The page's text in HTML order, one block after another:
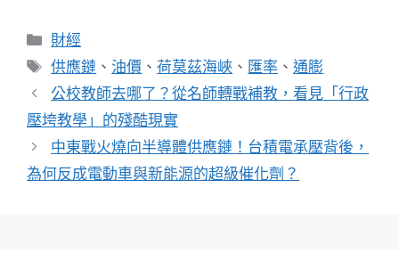
分
類
財經
標
籤
供應鏈 、 油價 、荷莫茲海峽 、 匯率 、通膨
公校教師去哪了？從名師轉戰補教，看見「行政
壓垮教學」的殘酷現實
中東戰火燒向半導體供應鏈！台積電承壓背後，
為何反成電動車與新能源的超級催化劑？